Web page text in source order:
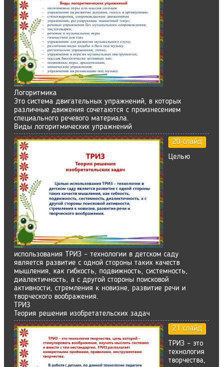
Логоритмика
Это система двигательных упражнений, в которых
различные движения сочетаются с произнесением
специального речевого материала.
Виды логоритмических упражнений
20 слайд
Целью
использования ТРИЗ – технологии в детском саду
является развитие с одной стороны таких качеств
мышления, как гибкость, подвижность, системность,
диалектичность, а с другой стороны поисковой
активности, стремления к новизне, развитие речи и
творческого воображения.
ТРИЗ
Теория решения изобретательских задач
21 слайд
ТРИЗ – это
технология
творчества,